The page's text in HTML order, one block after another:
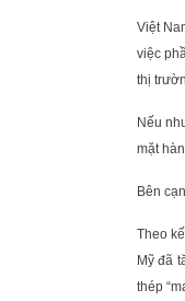
Việt
việc
thị
Nếu
mặt
Bên
Theo
Mỹ đã
thép